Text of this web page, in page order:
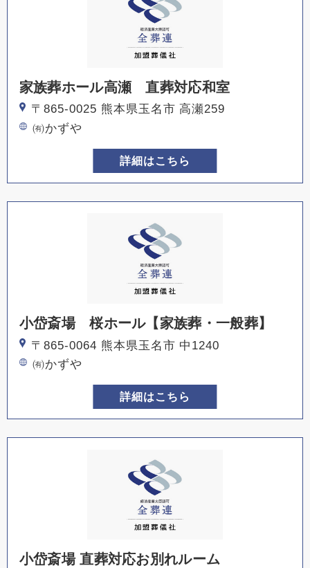
家族葬ホール高瀬 直葬対応和室
〒865-0025 熊本県玉名市 高瀬259
㈲かずや
詳細はこちら
小岱斎場 桜ホール【家族葬・一般葬】
〒865-0064 熊本県玉名市 中1240
㈲かずや
詳細はこちら
小岱斎場 直葬対応お別れルーム